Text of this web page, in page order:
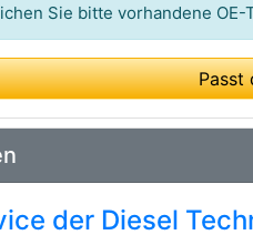
Sie bitte vorhandene OE-
Passt
der Diesel